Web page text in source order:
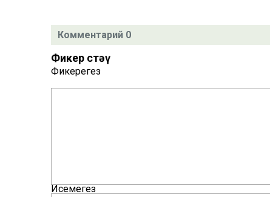
Комментарий 0
Фикер өстәү
Фикерегез
Исемегез